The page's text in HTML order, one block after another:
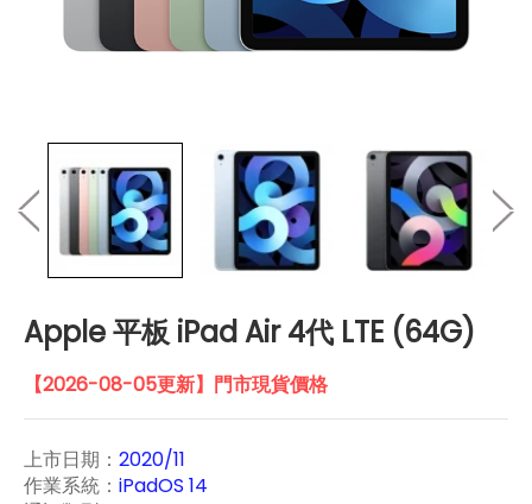
Apple 平板 iPad Air 4代 LTE (64G)
【2026-08-05更新】門市現貨價格
上市日期： 2020/11
作業系統： iPadOS 14